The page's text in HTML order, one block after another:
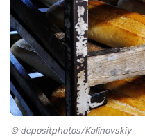
© depositphotos/Kalinovskiy